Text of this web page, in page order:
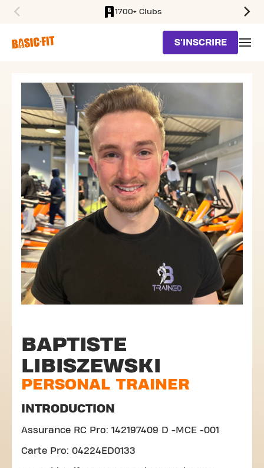
1700+ Clubs
S'INSCRIRE
BAPTISTE
LIBISZEWSKI
PERSONAL TRAINER
INTRODUCTION
Assurance RC Pro: 142197409 D -MCE -001
Carte Pro: 04224ED0133